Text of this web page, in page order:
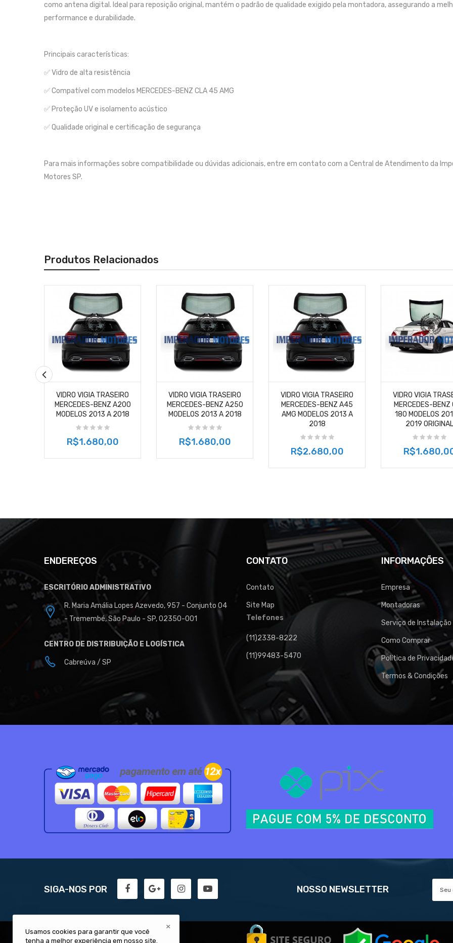
como antena digital. Ideal para reposição original, mantém o padrão de qualidade exigido pela montadora, assegurando a
performance e durabilidade.
Principais características:
✅ Vidro de alta resistência
✅ Compatível com modelos MERCEDES-BENZ CLA 45 AMG
✅ Proteção UV e isolamento acústico
✅ Qualidade original e certificação de segurança
Para mais informações sobre compatibilidade ou dúvidas adicionais, entre em contato com a Central de Atendimento da
Motores SP.
Produtos Relacionados
VIDRO VIGIA TRASEIRO
MERCEDES-BENZ A200
MODELOS 2013 A 2018
R$1.680,00
VIDRO VIGIA TRASEIRO
MERCEDES-BENZ A250
MODELOS 2013 A 2018
R$1.680,00
VIDRO VIGIA TRASEIRO
MERCEDES-BENZ A45
AMG MODELOS 2013 A
2018
R$2.680,00
VIDRO VIGIA
MERCEDES-BENZ
180 MODELOS
2019 ORIGINAL
ENDEREÇOS
ESCRITÓRIO ADMINISTRATIVO
R. Maria Amália Lopes Azevedo, 957 - Conjunto 04
- Tremembé, São Paulo - SP, 02350-001
CENTRO DE DISTRIBUIÇÃO E LOGÍSTICA
Cabreúva / SP
CONTATO
Contato
Site Map
Telefones
(11)2338-8222
(11)99483-5470
INFORMAÇÕES
Empresa
Montadoras
Serviço de Instalação
Como Comprar
Política de
Termos & Condições
SIGA-NOS POR NOSSO NEWSLETTER
Usamos cookies para garantir que você
tenha a melhor experiência em nosso site.
×